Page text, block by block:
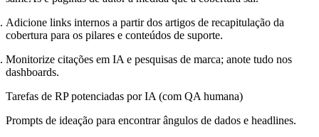
Adicione links internos a partir dos artigos de recapitulação da
cobertura para os pilares e conteúdos de suporte.
Monitorize citações em IA e pesquisas de marca; anote tudo nos
dashboards.
Tarefas de RP potenciadas por IA (com QA humana)
Prompts de ideação para encontrar ângulos de dados e headlines.